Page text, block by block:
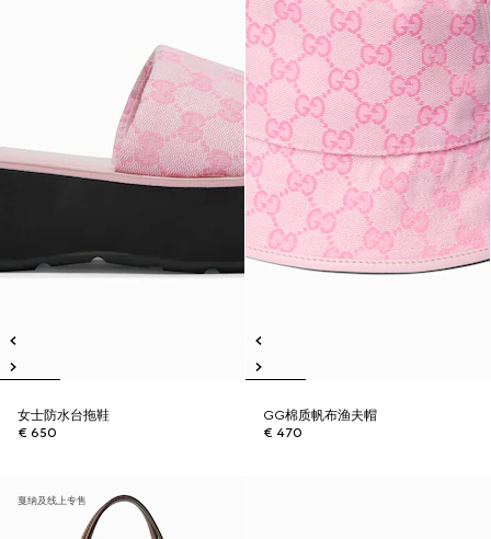
女士防水台拖鞋
€ 650
GG棉质帆布渔夫帽
€ 470
戛纳及线上专售